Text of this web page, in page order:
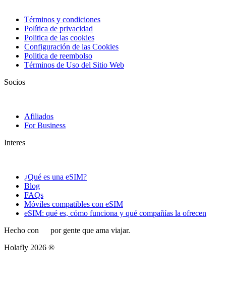
Términos y condiciones
Política de privacidad
Politica de las cookies
Configuración de las Cookies
Politica de reembolso
Términos de Uso del Sitio Web
Socios
Afiliados
For Business
Interes
¿Qué es una eSIM?
Blog
FAQs
Móviles compatibles con eSIM
eSIM: qué es, cómo funciona y qué compañías la ofrecen
Hecho con
por gente que ama viajar.
Holafly 2026 ®